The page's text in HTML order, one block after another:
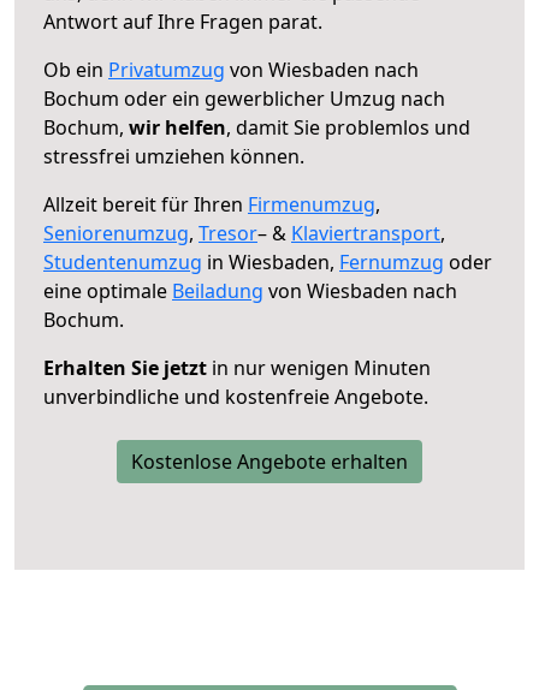
Antwort auf Ihre Fragen parat.
Ob ein Privatumzug von Wiesbaden nach
Bochum oder ein gewerblicher Umzug nach
Bochum, wir helfen, damit Sie problemlos und
stressfrei umziehen können.
Allzeit bereit für Ihren Firmenumzug,
Seniorenumzug, Tresor– & Klaviertransport,
Studentenumzug in Wiesbaden, Fernumzug oder
eine optimale Beiladung von Wiesbaden nach
Bochum.
Erhalten Sie jetzt in nur wenigen Minuten
unverbindliche und kostenfreie Angebote.
Kostenlose Angebote erhalten